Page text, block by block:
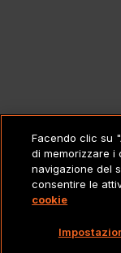
Facendo clic su
di memorizzare i
navigazione del
consentire le
cookie